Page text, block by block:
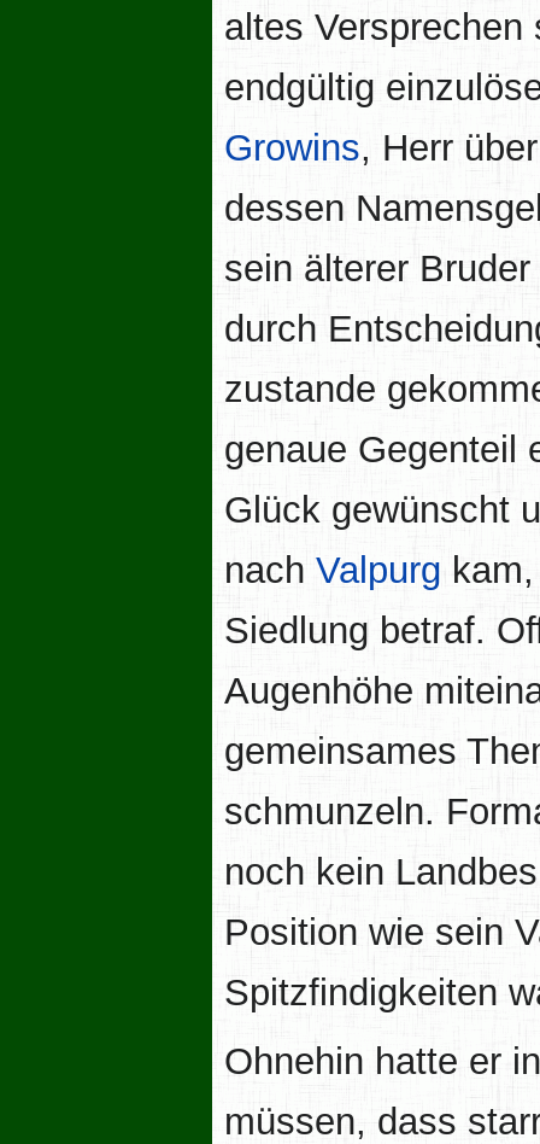
altes Versprechen
endgültig
Growins, Herr
dessen
sein älterer
durch
zustande
genaue Gegenteil
Glück gewünscht
nach Valpurg
Siedlung betraf.
Augenhöhe
gemeinsames
schmunzeln.
noch kein
Position wie sein
Spitzfindigkeiten
Ohnehin hatte er
müssen, dass